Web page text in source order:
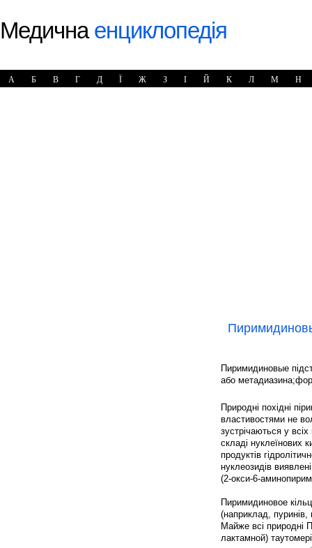
Медичнаенциклопедія
А Б В Г Д Ї Ж З І Й К Л М Н
Пиримидиновые
або
Природні похідні
властивостями не
зустрічаються у
складі нуклеїнових
продуктів
нуклеозидів
(2-окси-6-
Пиримидиновое
(наприклад, пуринів,
Майже всі природні
лактамной)